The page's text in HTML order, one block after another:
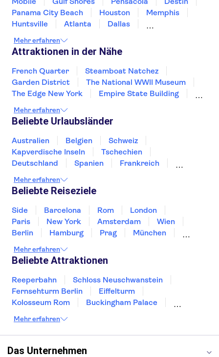
Panama City Beach
Houston
Memphis
Huntsville
Atlanta
Dallas
Jacksonville
Mehr erfahren
Attraktionen in der Nähe
French Quarter
Steamboat Natchez
Garden District
The National WWII Museum
The Edge New York
Empire State Building
Circle Line Sightseeing Cruises
American Museum of Natural History
Intrepid Sea, Air & Space Museum
One World Observatory
MoMA - Museum of Modern Art
Harlem
Mehr erfahren
Beliebte Urlaubsländer
Australien Belgien
Schweiz
Kapverdische Inseln
Tschechien
Deutschland
Spanien
Frankreich
Italien
Japan Luxemburg
Polen
Portugal Schweden
Mehr erfahren
Beliebte Reiseziele
Side Barcelona Rom
London
Paris
New York Amsterdam
Wien
Berlin
Hamburg Prag
München
Stuttgart
Heidelberg
Mehr erfahren
Beliebte Attraktionen
Reeperbahn
Schloss Neuschwanstein
Fernsehturm Berlin
Eiffelturm
Kolosseum Rom
Buckingham Palace
Sagrada Familia
Moulin Rouge
Burj Khalifa
Keukenhof
London Eye
Elbphilharmonie
Mehr erfahren
Das Unternehmen